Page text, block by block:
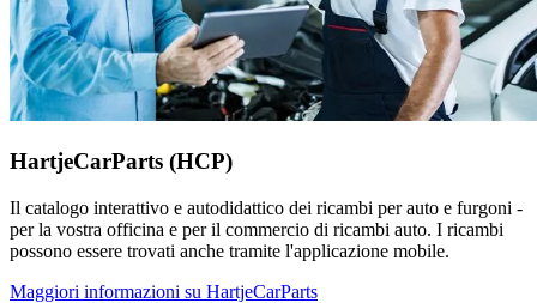
HartjeCarParts (HCP)
Il catalogo interattivo e autodidattico dei ricambi per auto e furgoni -
per la vostra officina e per il commercio di ricambi auto. I ricambi
possono essere trovati anche tramite l'applicazione mobile.
Maggiori informazioni su HartjeCarParts